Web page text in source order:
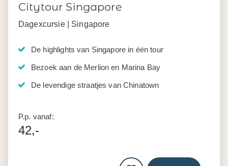
Citytour Singapore
Dagexcursie | Singapore
De highlights van Singapore in één tour
Bezoek aan de Merlion en Marina Bay
De levendige straatjes van Chinatown
P.p. vanaf:
42,-